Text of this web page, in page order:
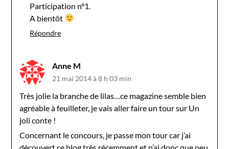
Participation n°1.
A bientôt
Répondre
Anne M
21 mai 2014 à 8 h 03 min
Très jolie la branche de lilas…ce magazine semble bien
agréable à feuilleter, je vais aller faire un tour sur Un
joli conte !
Concernant le concours, je passe mon tour car j’ai